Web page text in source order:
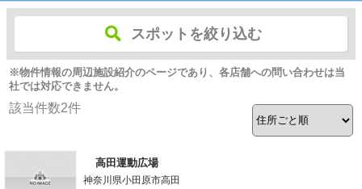
スポットを絞り込む
※物件情報の周辺施設紹介のページであり、各店舗への問い合わせは当
社では対応できません。
該当件数2件
高田運動広場
神奈川県小田原市高田